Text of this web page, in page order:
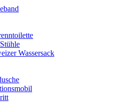
Wassersack